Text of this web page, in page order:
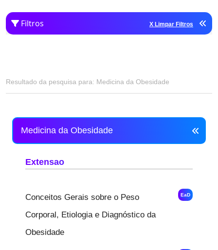
Filtros X Limpar Filtros
Resultado da pesquisa para: Medicina da Obesidade
Medicina da Obesidade
Extensao
Conceitos Gerais sobre o Peso
Corporal, Etiologia e Diagnóstico da
Obesidade
EaD